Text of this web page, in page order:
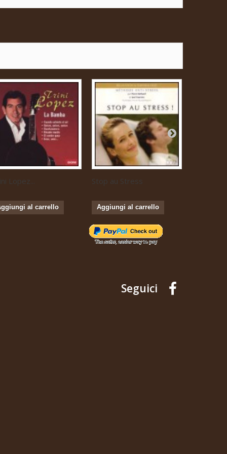
Lopez...
al carrello
Stop au Stress
Aggiungi al carrello
Seguici